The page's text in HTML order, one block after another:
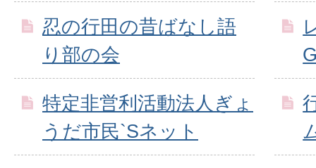
忍の行田の昔ばなし語
り部の会
特定非営利活動法人ぎょ
うだ市民`Sネット